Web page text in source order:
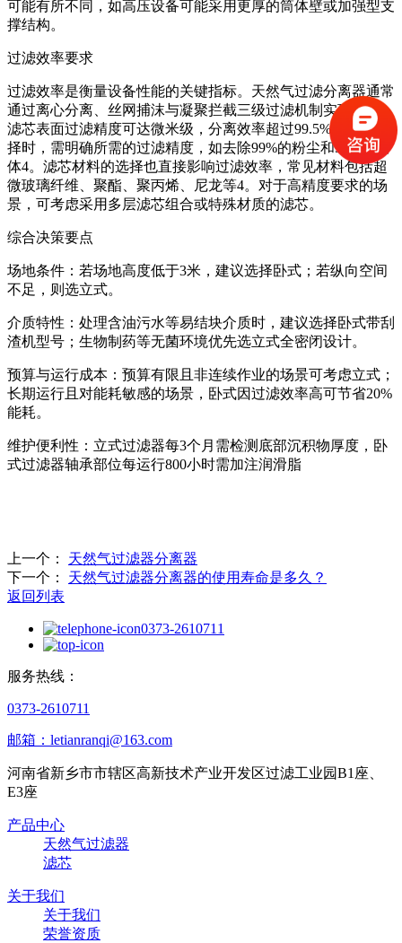
可能有所不同，如高压设备可能采用更厚的筒体壁或加强型支
撑结构。
过滤效率要求
过滤效率是衡量设备性能的关键指标。天然气过滤分离器通常
通过离心分离、丝网捕沫与凝聚拦截三级过滤机制实现净化，
滤芯表面过滤精度可达微米级，分离效率超过99.5%‌3。在选
择时，需明确所需的过滤精度，如去除99%的粉尘和97%的液
体‌4。滤芯材料的选择也直接影响过滤效率，常见材料包括超
微玻璃纤维、聚酯、聚丙烯、尼龙等‌4。对于高精度要求的场
景，可考虑采用多层滤芯组合或特殊材质的滤芯。
综合决策要点
‌场地条件‌：若场地高度低于3米，建议选择卧式；若纵向空间
不足，则选立式‌。
‌介质特性‌：处理含油污水等易结块介质时，建议选择卧式带刮
渣机型号；生物制药等无菌环境优先选立式全密闭设计‌。
‌预算与运行成本‌：预算有限且非连续作业的场景可考虑立式；
长期运行且对能耗敏感的场景，卧式因过滤效率高可节省20%
能耗‌。
‌维护便利性‌：立式过滤器每3个月需检测底部沉积物厚度，卧
式过滤器轴承部位每运行800小时需加注润滑脂‌
上一个：
天然气过滤器分离器
下一个：
天然气过滤器分离器的使用寿命是多久？
返回列表
0373-2610711
服务热线：
0373-2610711
邮箱：letianranqi@163.com
河南省新乡市市辖区高新技术产业开发区过滤工业园B1座、
E3座
产品中心
天然气过滤器
滤芯
关于我们
关于我们
荣誉资质